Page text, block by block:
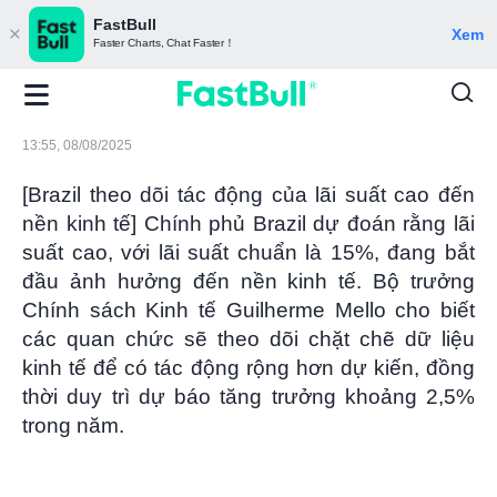
FastBull
Faster Charts, Chat Faster！ Xem
13:55, 08/08/2025
[Brazil theo dõi tác động của lãi suất cao đến
nền kinh tế] Chính phủ Brazil dự đoán rằng lãi
suất cao, với lãi suất chuẩn là 15%, đang bắt
đầu ảnh hưởng đến nền kinh tế. Bộ trưởng
Chính sách Kinh tế Guilherme Mello cho biết
các quan chức sẽ theo dõi chặt chẽ dữ liệu
kinh tế để có tác động rộng hơn dự kiến, đồng
thời duy trì dự báo tăng trưởng khoảng 2,5%
trong năm.